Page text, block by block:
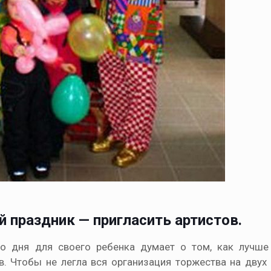
— пригласить артистов.
дня для своего ребенка думает о том, как лучше
Чтобы не легла вся организация торжества на двух